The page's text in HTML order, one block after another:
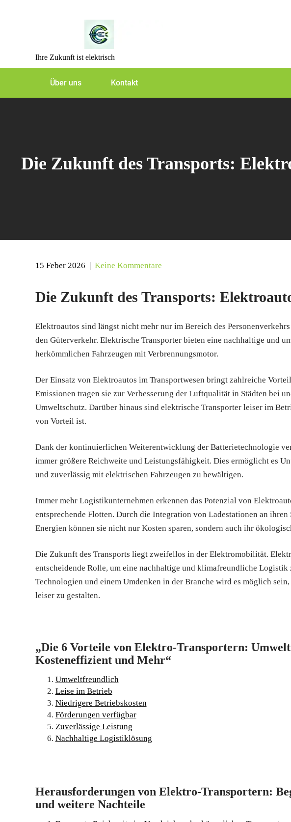
Ihre Zukunft ist elektrisch
Über uns Kontakt
Die Zukunft des Transports:
15 Feber 2026 | Keine Kommentare
Die Zukunft des Transports:
Elektroautos sind längst nicht mehr nur im Bereich des
den Güterverkehr. Elektrische Transporter bieten eine nachhaltige und
herkömmlichen Fahrzeugen mit Verbrennungsmotor.
Der Einsatz von Elektroautos im Transportwesen bringt zahlreiche
Emissionen tragen sie zur Verbesserung der Luftqualität in Städten bei
Umweltschutz. Darüber hinaus sind elektrische Transporter leiser im
von Vorteil ist.
Dank der kontinuierlichen Weiterentwicklung der Batterietechnologie
immer größere Reichweite und Leistungsfähigkeit. Dies ermöglicht es
und zuverlässig mit elektrischen Fahrzeugen zu bewältigen.
Immer mehr Logistikunternehmen erkennen das Potenzial von
entsprechende Flotten. Durch die Integration von Ladestationen an
Energien können sie nicht nur Kosten sparen, sondern auch ihr
Die Zukunft des Transports liegt zweifellos in der Elektromobilität.
entscheidende Rolle, um eine nachhaltige und klimafreundliche
Technologien und einem Umdenken in der Branche wird es möglich
leiser zu gestalten.
„Die 6 Vorteile von Elektro-Transportern:
Kosteneffizient und Mehr“
Umweltfreundlich
Leise im Betrieb
Niedrigere Betriebskosten
Förderungen verfügbar
Zuverlässige Leistung
Nachhaltige Logistiklösung
Herausforderungen von Elektro-Transportern:
und weitere Nachteile